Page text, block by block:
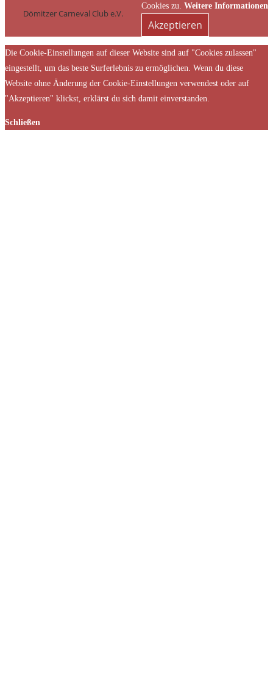
Dömitzer Carneval Club e.V.
Cookies zu. Weitere Informationen
Akzeptieren
Die Cookie-Einstellungen auf dieser Website sind auf "Cookies zulassen"
eingestellt, um das beste Surferlebnis zu ermöglichen. Wenn du diese
Website ohne Änderung der Cookie-Einstellungen verwendest oder auf
"Akzeptieren" klickst, erklärst du sich damit einverstanden.
Schließen